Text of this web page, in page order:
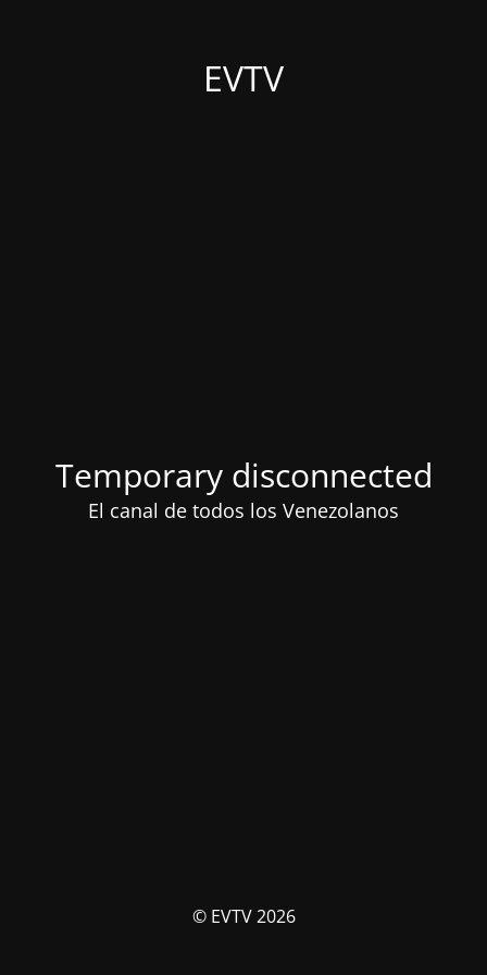
EVTV
Temporary disconnected
El canal de todos los Venezolanos
© EVTV 2026